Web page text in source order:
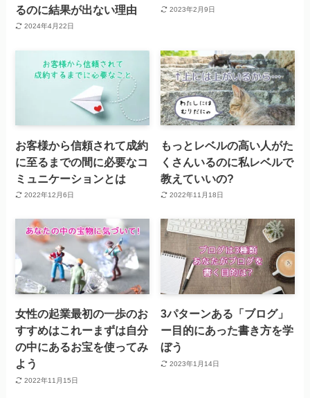
るのに結果が出ない理由
2024年4月22日
2023年2月9日
お客様から信頼されて成約
に至るまでの間に必要なコ
ミュニケーションとは
2022年12月6日
もっとレベルの高い人がた
くさんいるのに私レベルで
教えていいの?
2022年11月18日
女性の起業最初の一歩のお
すすめはこれーまずは自分
の中にあるお宝を使ってみ
よう
2022年11月15日
3パターンある「ブログ」
ー目的にあった書き方を学
ぼう
2023年1月14日